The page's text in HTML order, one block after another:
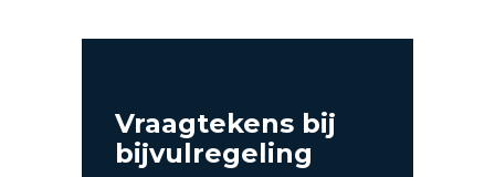
Vraagtekens bij
bijvulregeling